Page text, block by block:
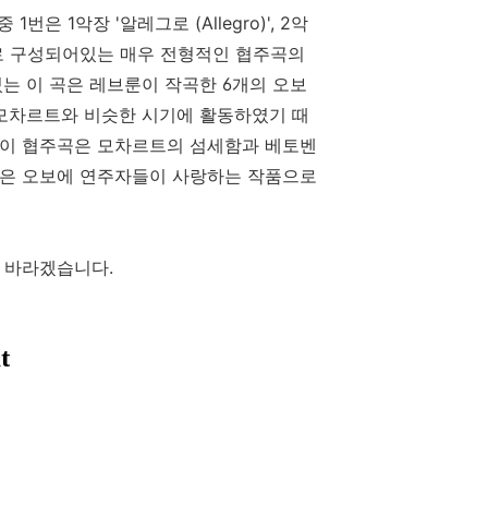
1번은 1악장 '알레그로 (Allegro)', 2악
성되어있는 매우 전형적인 협주곡의
이 곡은 레브룬이 작곡한 6개의 오보
르트와 비슷한 시기에 활동하였기 때
협주곡은 모차르트의 섬세함과 베토벤
오보에 연주자들이 사랑하는 작품으로
라겠습니다.